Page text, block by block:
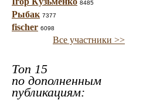
8485
Рыбак 7377
fischer 6098
Все участники >>
Топ 15
по дополненным
публикациям: